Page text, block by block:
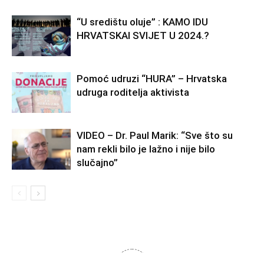
“U središtu oluje” : KAMO IDU
HRVATSKAI SVIJET U 2024.?
Pomoć udruzi “HURA” – Hrvatska
udruga roditelja aktivista
VIDEO – Dr. Paul Marik: “Sve što su
nam rekli bilo je lažno i nije bilo
slučajno”